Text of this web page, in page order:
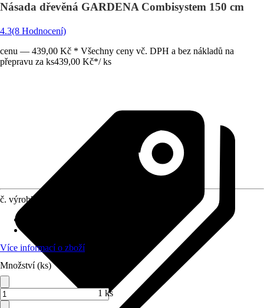
Násada dřevěná GARDENA Combisystem 150 cm
4.3(8 Hodnocení)
cenu — 439,00 Kč * Všechny ceny vč. DPH a bez nákladů na
přepravu za ks439,00 Kč*/ ks
č. výrobku
Více informací o zboží
Množství (ks)
1 ks